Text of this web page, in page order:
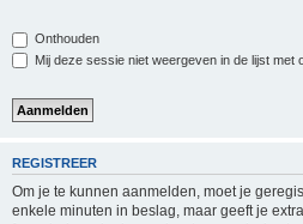
Onthouden
Mij deze sessie niet weergeven in de lijst met
REGISTREER
Om je te kunnen aanmelden, moet je
enkele minuten in beslag, maar geeft je